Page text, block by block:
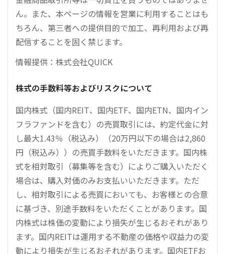
ん。また、本ページの情報を営業に利用することはも
ちろん、第三者への提供目的で加工、再利用および再
配信することを固く禁じます。
情報提供：株式会社QUICK
株式の手数料等およびリスクについて
国内株式（国内REIT、国内ETF、国内ETN、国内イン
フラファンドを含む）の売買取引には、約定代金に対
し最大1.43％（税込み）（20万円以下の場合は2,860
円（税込み））の売買手数料をいただきます。国内株
式を相対取引（募集等を含む）によりご購入いただく
場合は、購入対価のみお支払いいただきます。ただ
し、相対取引による売買においても、お客様との合意
に基づき、別途手数料をいただくことがあります。国
内株式は株価の変動により損失が生じるおそれがあり
ます。国内REITは運用する不動産の価格や収益力の変
動により損失が生じるおそれがあります。国内ETFお